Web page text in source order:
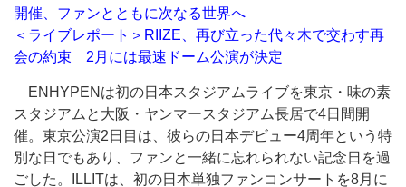
開催、ファンとともに次なる世界へ
＜ライブレポート＞RIIZE、再び立った代々木で交わす再
会の約束 2月には最速ドーム公演が決定
ENHYPENは初の日本スタジアムライブを東京・味の素
スタジアムと大阪・ヤンマースタジアム長居で4日間開
催。東京公演2日目は、彼らの日本デビュー4周年という特
別な日でもあり、ファンと一緒に忘れられない記念日を過
ごした。ILLITは、初の日本単独ファンコンサートを8月に